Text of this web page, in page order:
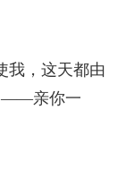
我，这天都由
——亲你一